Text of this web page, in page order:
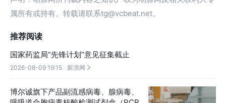
属所有或持有。转载请联系tg@vcbeat.net。
推荐阅读
国家药监局“先锋计划”意见征集截止
2026-08-09 19:15 新浪网 
博尔诚旗下产品副流感病毒、腺病毒、